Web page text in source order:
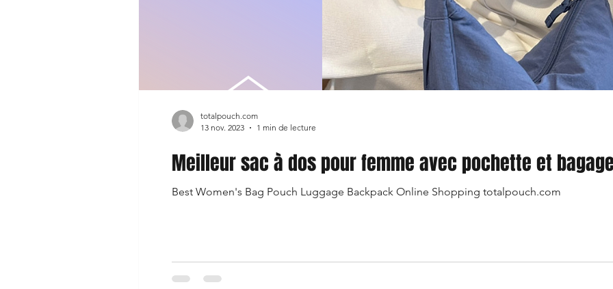
Meilleur sac à dos pour femme avec pochette et
Best Women's Bag Pouch Luggage Backpack Online Shopping totalpouch.com
totalpouch.com
13 nov. 2023
1 min de lecture